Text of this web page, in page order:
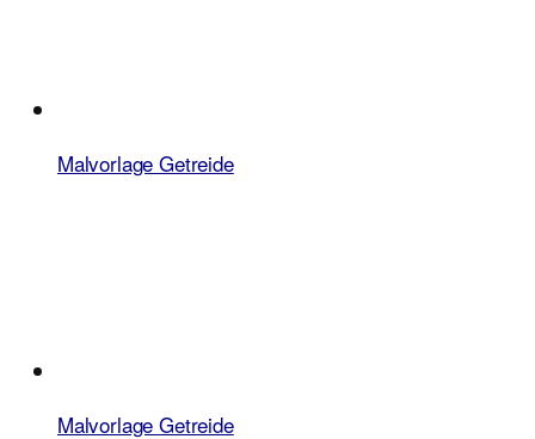
Malvorlage Getreide
Malvorlage Getreide